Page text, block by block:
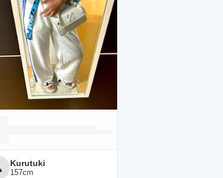
Kurutuki
157cm